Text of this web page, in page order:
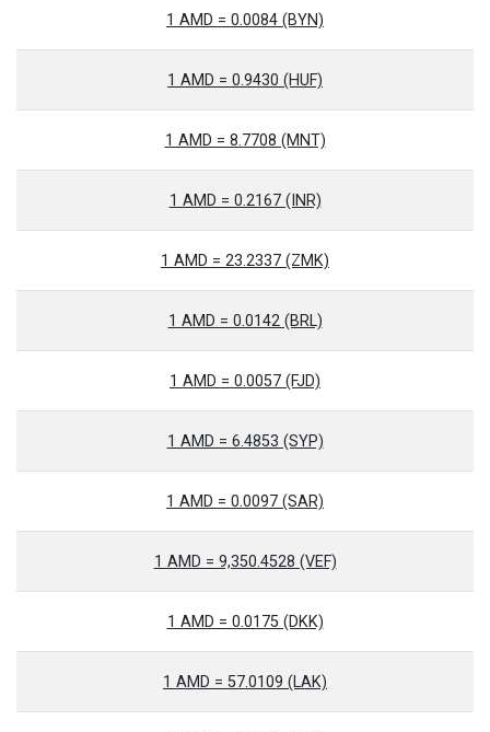
1 AMD = 0.0084 (BYN)
1 AMD = 0.9430 (HUF)
1 AMD = 8.7708 (MNT)
1 AMD = 0.2167 (INR)
1 AMD = 23.2337 (ZMK)
1 AMD = 0.0142 (BRL)
1 AMD = 0.0057 (FJD)
1 AMD = 6.4853 (SYP)
1 AMD = 0.0097 (SAR)
1 AMD = 9,350.4528 (VEF)
1 AMD = 0.0175 (DKK)
1 AMD = 57.0109 (LAK)